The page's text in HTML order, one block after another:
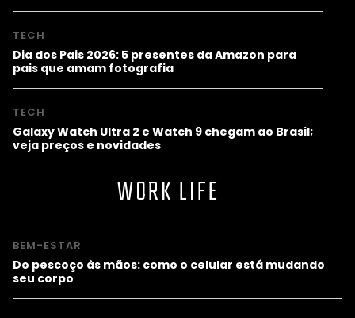
TECH
Dia dos Pais 2026: 5 presentes da Amazon para
pais que amam fotografia
TECH
Galaxy Watch Ultra 2 e Watch 9 chegam ao Brasil;
veja preços e novidades
WORK LIFE
BEM-ESTAR
Do pescoço às mãos: como o celular está mudando
seu corpo